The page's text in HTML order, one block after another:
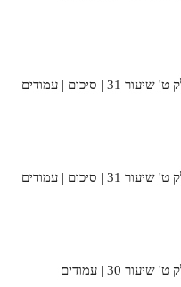
הדף היומי בתע"ס חלק ט' שיעור 31 | סיכום | עמודים
הדף היומי בתע"ס חלק ט' שיעור 31 | סיכום | עמודים
הדף היומי בתע"ס חלק ט' שיעור 30 | עמודים